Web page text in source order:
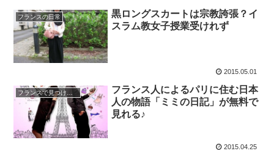
フランスの日常
黒ロングスカートは宗教誇張？イ
スラム教女子授業受けれず
2015.05.01
フランス人によるパリに住む日本
人の物語「ミミの日記」が無料で
見れる♪
2015.04.25